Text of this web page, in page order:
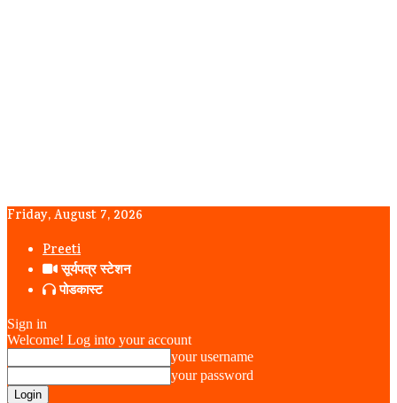
Friday, August 7, 2026
Preeti
सूर्यपत्र स्टेशन
पोडकास्ट
Sign in
Welcome! Log into your account
your username
your password